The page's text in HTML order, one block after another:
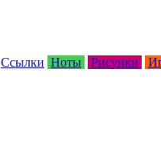
Ссылки Ноты Рисунки